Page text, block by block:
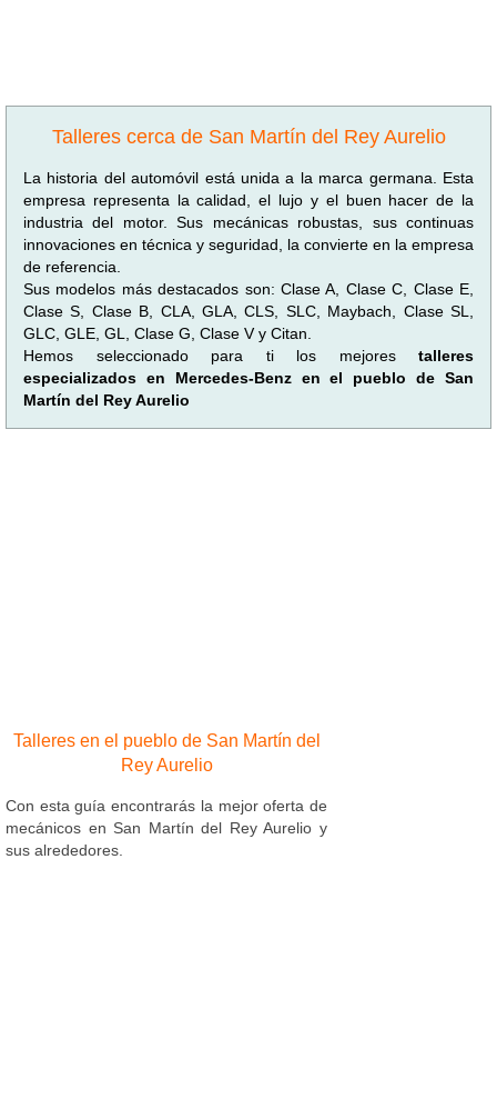
Talleres cerca de San Martín del Rey Aurelio
La historia del automóvil está unida a la marca germana. Esta
empresa representa la calidad, el lujo y el buen hacer de la
industria del motor. Sus mecánicas robustas, sus continuas
innovaciones en técnica y seguridad, la convierte en la empresa
de referencia.
Sus modelos más destacados son: Clase A, Clase C, Clase E,
Clase S, Clase B, CLA, GLA, CLS, SLC, Maybach, Clase SL,
GLC, GLE, GL, Clase G, Clase V y Citan.
Hemos seleccionado para ti los mejores talleres
especializados en Mercedes-Benz en el pueblo de San
Martín del Rey Aurelio
Talleres en el pueblo de San Martín del
Rey Aurelio
Con esta guía encontrarás la mejor oferta de
mecánicos en San Martín del Rey Aurelio y
sus alrededores.